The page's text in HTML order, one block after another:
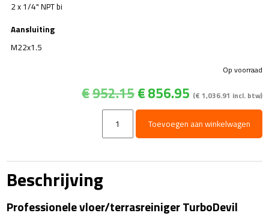
2 x 1/4" NPT bi
Aansluiting
M22x1.5
€952.15Oorspronkelijke
prijs
was:
€952.15.
€856.95 Huidige
prijs
is:
€856.95.
(€ 1,036.91 incl. btw)
Op voorraad
Terrasreiniger
RC520
Toevoegen aan winkelwagen
Beschrijving
Professionele vloer/terrasreiniger TurboDevil